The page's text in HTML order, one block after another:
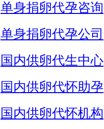
单身捐卵代孕咨询
单身捐卵代孕公司
国内供卵代生中心
国内供卵代怀助孕
国内供卵代怀机构